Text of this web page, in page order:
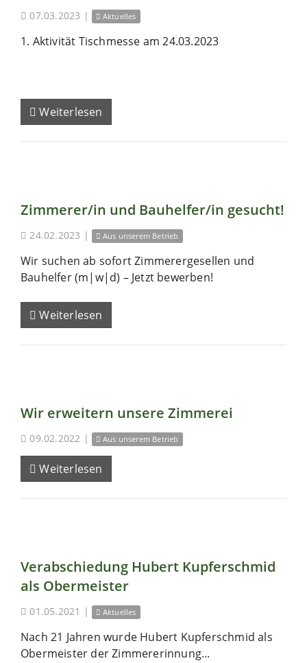
07.03.2023 | Aktuelles
1. Aktivität Tischmesse am 24.03.2023
Weiterlesen
Zimmerer/in und Bauhelfer/in gesucht!
24.02.2023 | Aus unserem Betrieb
Wir suchen ab sofort Zimmerergesellen und
Bauhelfer (m|w|d) – Jetzt bewerben!
Weiterlesen
Wir erweitern unsere Zimmerei
09.02.2022 | Aus unserem Betrieb
Weiterlesen
Verabschiedung Hubert Kupferschmid
als Obermeister
01.05.2021 | Aktuelles
Nach 21 Jahren wurde Hubert Kupferschmid als
Obermeister der Zimmererinnung...